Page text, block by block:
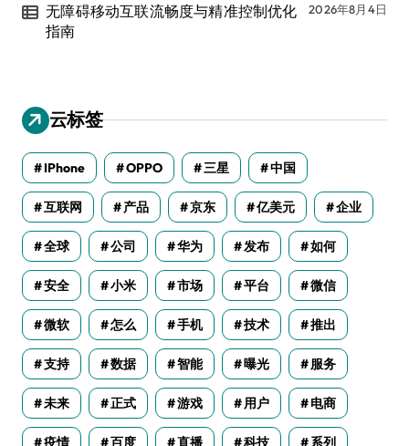
无障碍移动互联流畅度与精准控制优化
指南
2026年8月4日
云标签
IPhone OPPO 三星 中国
互联网 产品 京东 亿美元 企业
全球 公司 华为 发布 如何
安全 小米 市场 平台 微信
微软 怎么 手机 技术 推出
支持 数据 智能 曝光 服务
未来 正式 游戏 用户 电商
疫情 百度 直播 科技 系列